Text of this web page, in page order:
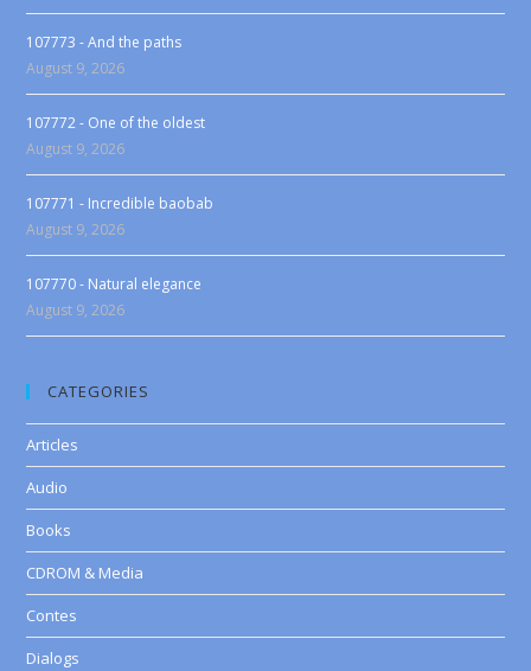
107773 - And the paths
August 9, 2026
107772 - One of the oldest
August 9, 2026
107771 - Incredible baobab
August 9, 2026
107770 - Natural elegance
August 9, 2026
CATEGORIES
Articles
Audio
Books
CDROM & Media
Contes
Dialogs